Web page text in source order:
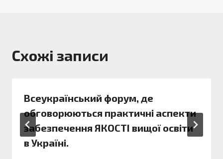
Схожі записи
Всеукраїнський форум, де
обговорюються практичні аспекти
забезпечення ЯКОСТІ вищої освіти
в Україні.